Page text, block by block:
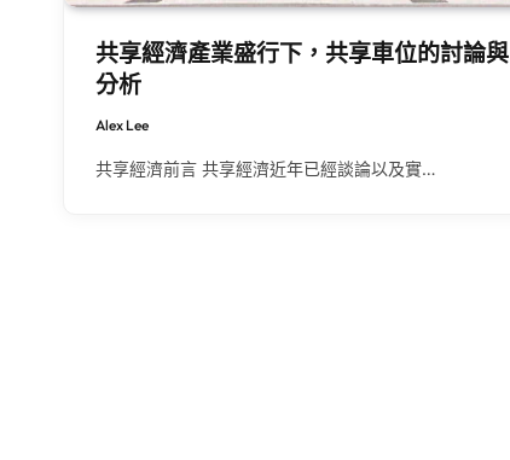
共享經濟產業盛行下，共享車位的討論與
分析
Alex Lee
共享經濟前言 共享經濟近年已經談論以及實…